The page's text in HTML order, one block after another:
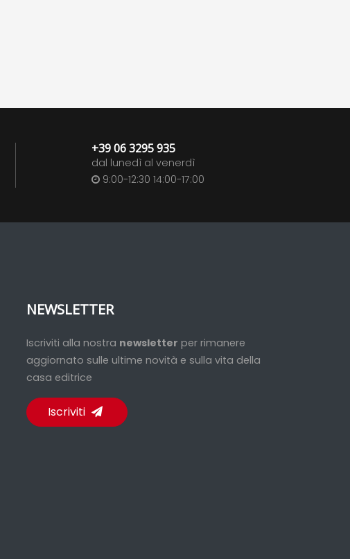
+39 06 3295 935
dal lunedì al venerdì
9:00-12:30 14:00-17:00
NEWSLETTER
Iscriviti alla nostra newsletter per rimanere
aggiornato sulle ultime novità e sulla vita della
casa editrice
Iscriviti